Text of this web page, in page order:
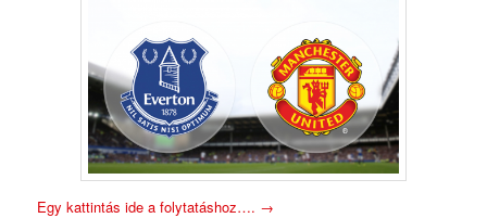
Egy kattintás ide a folytatáshoz…. →